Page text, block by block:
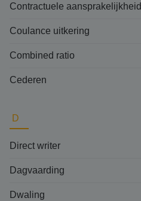
Contractuele aansprakelijkheid
Coulance uitkering
Combined ratio
Cederen
D
Direct writer
Dagvaarding
Dwaling